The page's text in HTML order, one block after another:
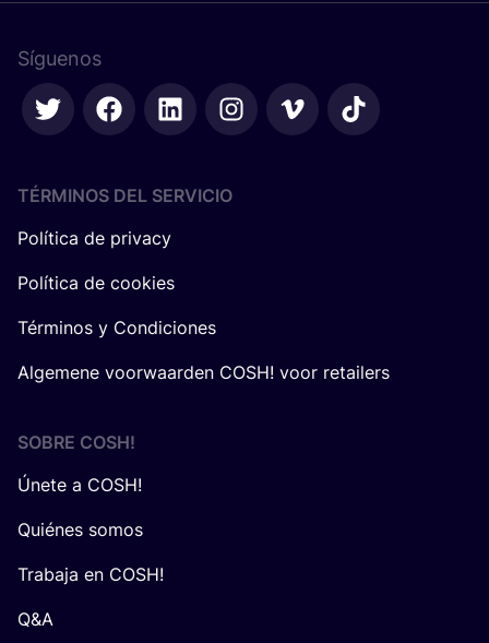
Síguenos
TÉRMINOS DEL SERVICIO
Política de privacy
Política de cookies
Términos y Condiciones
Algemene voorwaarden COSH! voor retailers
SOBRE COSH!
Únete a COSH!
Quiénes somos
Trabaja en COSH!
Q&A